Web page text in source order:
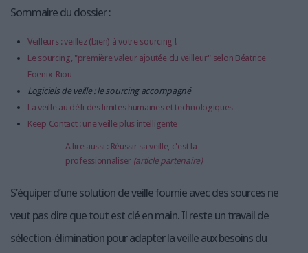
Sommaire du dossier :
Veilleurs : veillez (bien) à votre sourcing !
Le sourcing, "première valeur ajoutée du veilleur" selon Béatrice
Foenix-Riou
Logiciels de veille : le sourcing accompagné​
La veille au défi des limites humaines et technologiques
Keep Contact : une veille plus intelligente
A lire aussi : Réussir sa veille, c'est la
professionnaliser (article partenaire)
S’équiper d’une solution de veille fournie avec des sources ne
veut pas dire que tout est clé en main. Il reste un travail de
sélection-élimination pour adapter la veille aux besoins du